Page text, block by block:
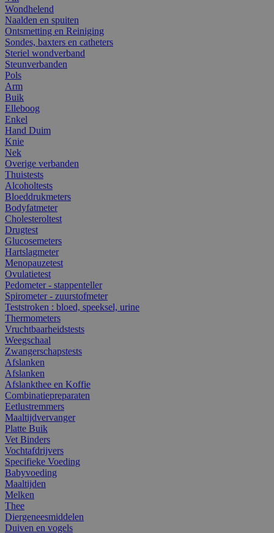
Wondhelend
Naalden en spuiten
Ontsmetting en Reiniging
Sondes, baxters en catheters
Steriel wondverband
Steunverbanden
Pols
Arm
Buik
Elleboog
Enkel
Hand Duim
Knie
Nek
Overige verbanden
Thuistests
Alcoholtests
Bloeddrukmeters
Bodyfatmeter
Cholesteroltest
Drugtest
Glucosemeters
Hartslagmeter
Menopauzetest
Ovulatietest
Pedometer - stappenteller
Spirometer - zuurstofmeter
Teststroken : bloed, speeksel, urine
Thermometers
Vruchtbaarheidstests
Weegschaal
Zwangerschapstests
Afslanken
Afslanken
Afslankthee en Koffie
Combinatiepreparaten
Eetlustremmers
Maaltijdvervanger
Platte Buik
Vet Binders
Vochtafdrijvers
Specifieke Voeding
Babyvoeding
Maaltijden
Melken
Thee
Diergeneesmiddelen
Duiven en vogels